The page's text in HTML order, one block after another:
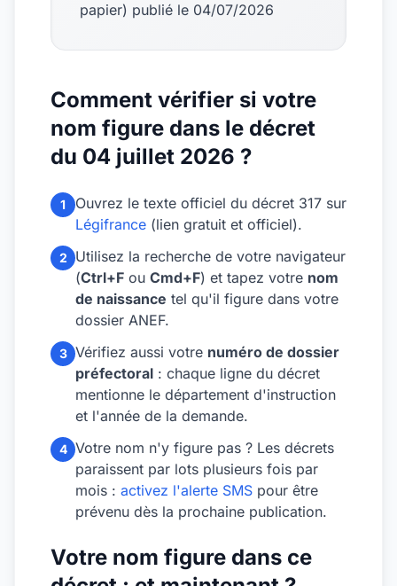
papier) publié le 04/07/2026
Comment vérifier si votre
nom figure dans le décret
du 04 juillet 2026 ?
1
Ouvrez le texte officiel du décret 317 sur
Légifrance (lien gratuit et officiel).
2
Utilisez la recherche de votre navigateur
(Ctrl+F ou Cmd+F) et tapez votre nom
de naissance tel qu'il figure dans votre
dossier ANEF.
3 Vérifiez aussi votre numéro de dossier
préfectoral : chaque ligne du décret
mentionne le département d'instruction
et l'année de la demande.
4 Votre nom n'y figure pas ? Les décrets
paraissent par lots plusieurs fois par
mois : activez l'alerte SMS pour être
prévenu dès la prochaine publication.
Votre nom figure dans ce